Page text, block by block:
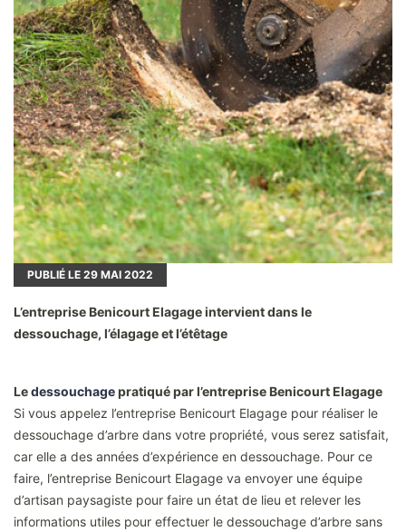
PUBLIÉ LE 29 MAI 2022
L’entreprise Benicourt Elagage intervient dans le
dessouchage, l’élagage et l’étêtage
Ledessouchagepratiqué par l’entreprise Benicourt Elagage
Si vous appelez l’entreprise Benicourt Elagage pour réaliser le
dessouchage d’arbre dans votre propriété, vous serez satisfait,
car elle a des années d’expérience en dessouchage. Pour ce
faire, l’entreprise Benicourt Elagage va envoyer une équipe
d’artisan paysagiste pour faire un état de lieu et relever les
informations utiles pour effectuer le dessouchage d’arbre sans